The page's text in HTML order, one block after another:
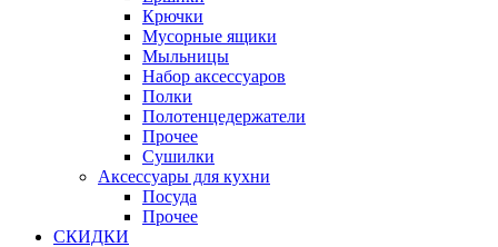
Крючки
Мусорные ящики
Мыльницы
Набор аксессуаров
Полки
Полотенцедержатели
Прочее
Сушилки
Аксессуары для кухни
Посуда
Прочее
СКИДКИ